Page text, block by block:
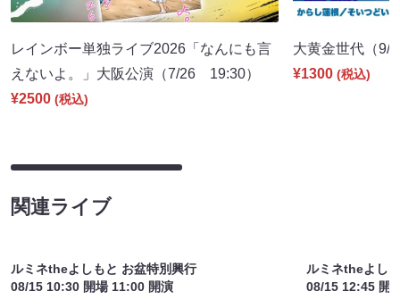
レインボー単独ライブ2026「なんにも言
えないよ。」大阪公演（7/26 19:30）
¥2500 (税込)
大黄金世代（
¥1300 (税込)
関連ライブ
ルミネtheよしもと お盆特別興行
08/15 10:30 開場 11:00 開演
ルミネtheよし
08/15 12:45 開